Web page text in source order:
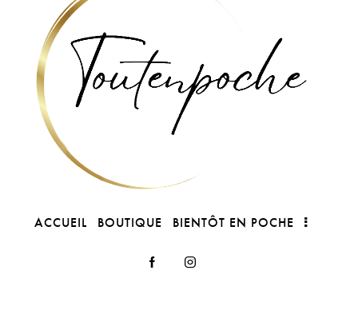
ACCUEIL BOUTIQUE BIENTÔT EN POCHE